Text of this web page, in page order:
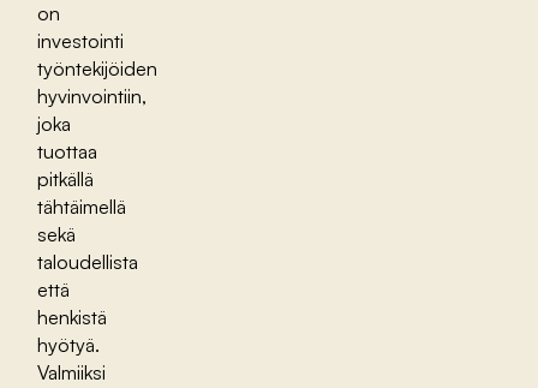
on
investointi
työntekijöiden
hyvinvointiin,
joka
tuottaa
pitkällä
tähtäimellä
sekä
taloudellista
että
henkistä
hyötyä.
Valmiiksi